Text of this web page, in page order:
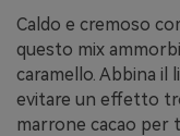
Caldo e cremoso
questo mix
caramello. Abbina il
evitare un effetto
marrone cacao per